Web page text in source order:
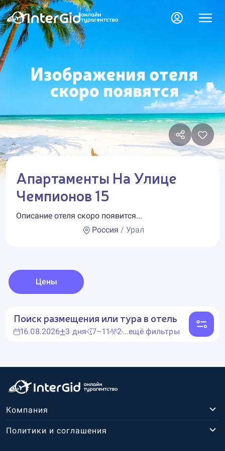
Апартаменты На Улице
Чемпионов 15
Описание отеля скоро появится...
Россия / Урал
Цены
Поиск размещения или тура в отель
16.08.2026 3 дня 7–11 2...ещё фильтры
Компания
Политики и соглашения